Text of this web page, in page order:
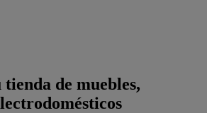
de muebles,